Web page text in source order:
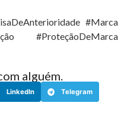
#Marca
#ProteçãoDeMarca
alguém.
LinkedIn Telegram